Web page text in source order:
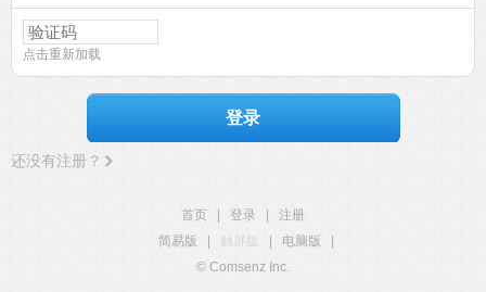
点击重新加载
登录
还没有注册？
首页 登录
注册
简易版
触屏版 电脑版
© Comsenz Inc.